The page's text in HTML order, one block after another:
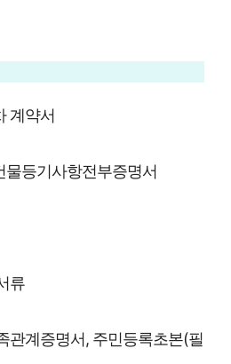
계약서
물등기사항전부증명서
류
관계증명서, 주민등록초본(필